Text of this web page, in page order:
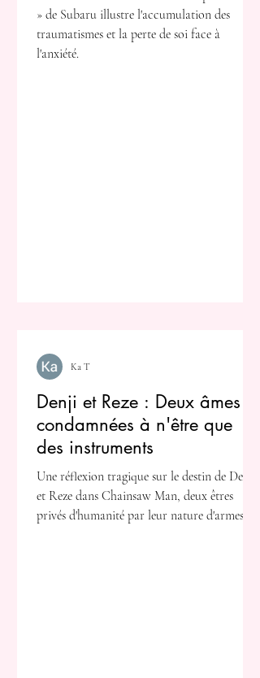
» de Subaru illustre l'accumulation des
traumatismes et la perte de soi face à
l'anxiété.
Denji et Reze : Deux âmes
condamnées à n'être que
des instruments
Une réflexion tragique sur le destin de Denji
et Reze dans Chainsaw Man, deux êtres
privés d'humanité par leur nature d'armes.
Ka T